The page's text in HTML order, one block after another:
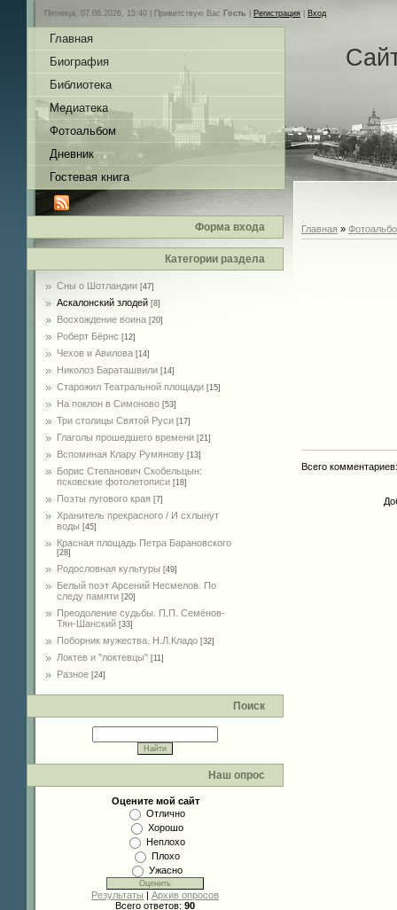
Пятница, 07.08.2026, 15:40 | Приветствую Вас Гость Регистрация Вход
Главная
Биография
Библиотека
Медиатека
Фотоальбом
Дневник
Гостевая книга
Форма входа
Категории раздела
Сны о Шотландии [47]
Аскалонский злодей [8]
Восхождение воина [20]
Роберт Бёрнс [12]
Чехов и Авилова [14]
Николоз Бараташвили [14]
Cтарожил Театральной площади [15]
На поклон в Симоново [53]
Три столицы Святой Руси [17]
Глаголы прошедшего времени [21]
Вспоминая Клару Румянову [13]
Борис Степанович Скобельцын:
псковские фотолетописи [18]
Поэты лугового края [7]
Хранитель прекрасного / И схлынут
воды [45]
Красная площадь Петра Барановского
[28]
Родословная культуры [49]
Белый поэт Арсений Несмелов. По
следу памяти [20]
Преодоление судьбы. П.П. Семёнов-
Тян-Шанский [33]
Поборник мужества. Н.Л.Кладо [32]
Локтев и "локтевцы" [11]
Разное [24]
Поиск
Наш опрос
Оцените мой сайт
Отлично
Хорошо
Неплохо
Плохо
Ужасно
Результаты | Архив опросов
Всего ответов: 90
Главная »
Всего комментариев